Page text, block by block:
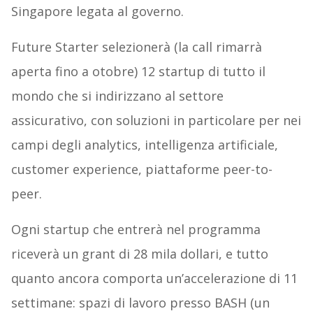
Singapore legata al governo.
Future Starter selezionerà (la call rimarrà
aperta fino a otobre) 12 startup di tutto il
mondo che si indirizzano al settore
assicurativo, con soluzioni in particolare per nei
campi degli analytics, intelligenza artificiale,
customer experience, piattaforme peer-to-
peer.
Ogni startup che entrerà nel programma
riceverà un grant di 28 mila dollari, e tutto
quanto ancora comporta un’accelerazione di 11
settimane: spazi di lavoro presso BASH (un